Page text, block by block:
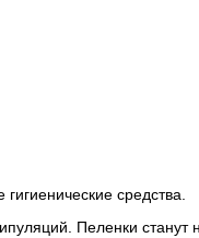
средства.
Пеленки